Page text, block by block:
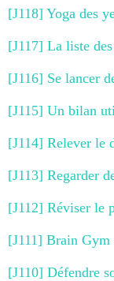
[J118] Yoga des
[J117] La liste
[J116] Se lancer
[J115] Un bilan
[J114] Relever le
[J113] Regarder
[J112] Réviser le
[J111] Brain Gym
[J110] Défendre